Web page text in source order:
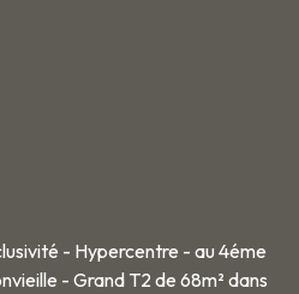
- Hypercentre - au 4éme
- Grand T2 de 68m² dans